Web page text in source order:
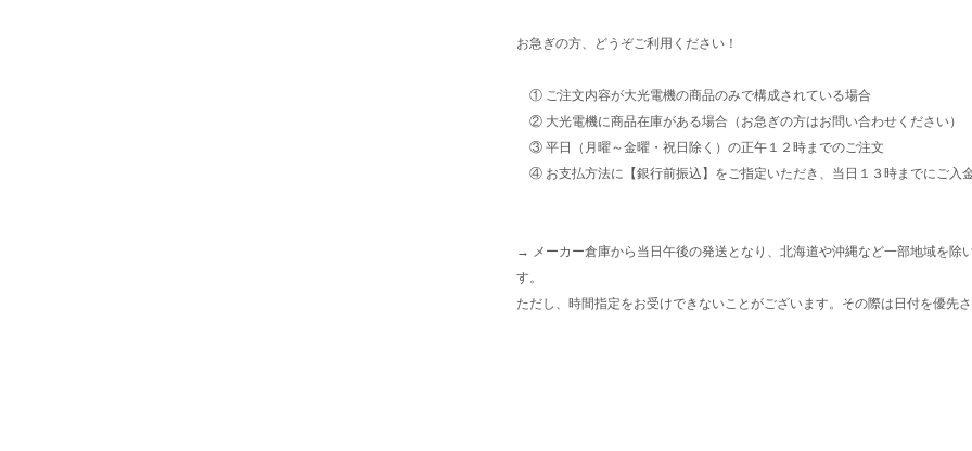
お急ぎの方、どうぞご利用ください！
① ご注文内容が大光電機の商品のみで構成されている場合
② 大光電機に商品在庫がある場合（お急ぎの方はお問い合わせください）
③ 平日（月曜～金曜・祝日除く）の正午１２時までのご注文
④ お支払方法に【銀行前振込】をご指定いただき、当日１３時までにご入
→ メーカー倉庫から当日午後の発送となり、北海道や沖縄など一部地域を除
す。
ただし、時間指定をお受けできないことがございます。その際は日付を優先さ